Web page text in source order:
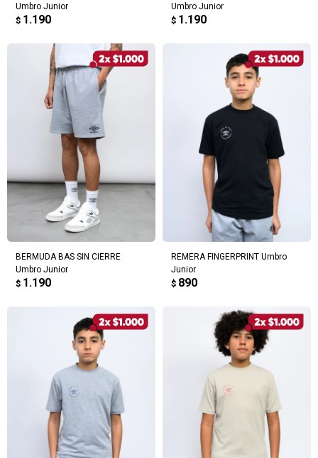
Umbro Junior
$ 1.190
Umbro Junior
$ 1.190
BERMUDA BAS SIN CIERRE
Umbro Junior
$ 1.190
REMERA FINGERPRINT Umbro
Junior
$ 890